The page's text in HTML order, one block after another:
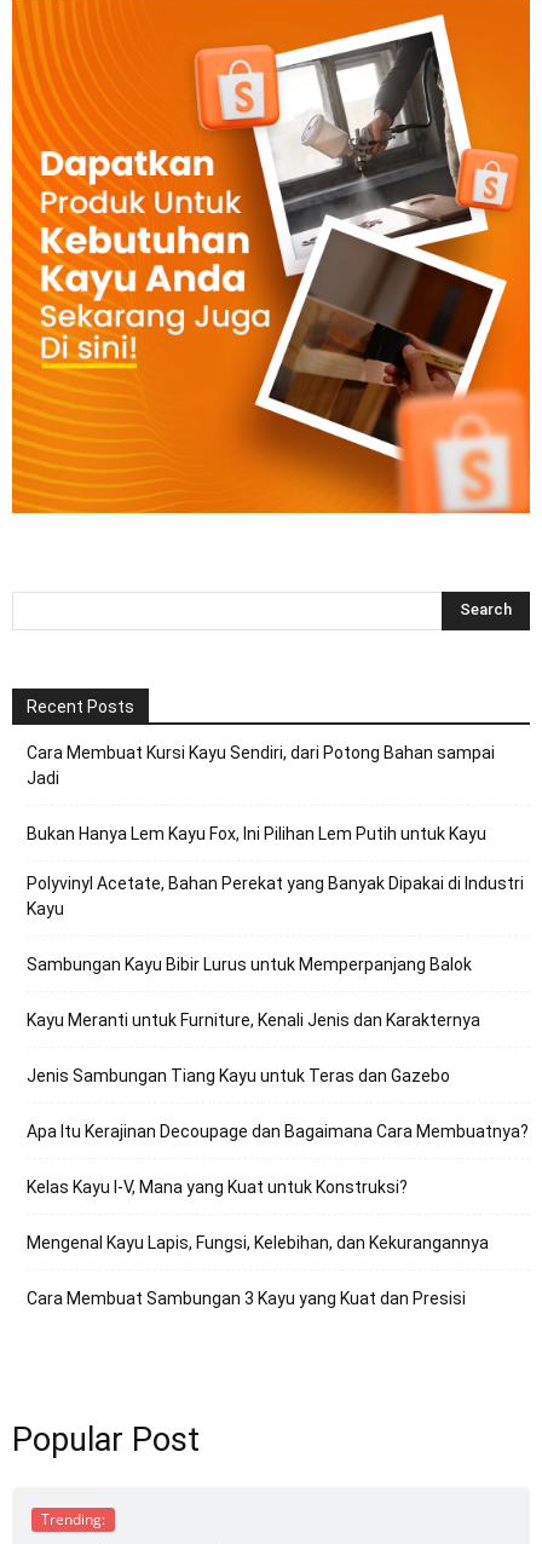
Recent Posts
Cara Membuat Kursi Kayu Sendiri, dari Potong Bahan sampai
Jadi
Bukan Hanya Lem Kayu Fox, Ini Pilihan Lem Putih untuk Kayu
Polyvinyl Acetate, Bahan Perekat yang Banyak Dipakai di Industri
Kayu
Sambungan Kayu Bibir Lurus untuk Memperpanjang Balok
Kayu Meranti untuk Furniture, Kenali Jenis dan Karakternya
Jenis Sambungan Tiang Kayu untuk Teras dan Gazebo
Apa Itu Kerajinan Decoupage dan Bagaimana Cara Membuatnya?
Kelas Kayu I-V, Mana yang Kuat untuk Konstruksi?
Mengenal Kayu Lapis, Fungsi, Kelebihan, dan Kekurangannya
Cara Membuat Sambungan 3 Kayu yang Kuat dan Presisi
Popular Post
Trending: